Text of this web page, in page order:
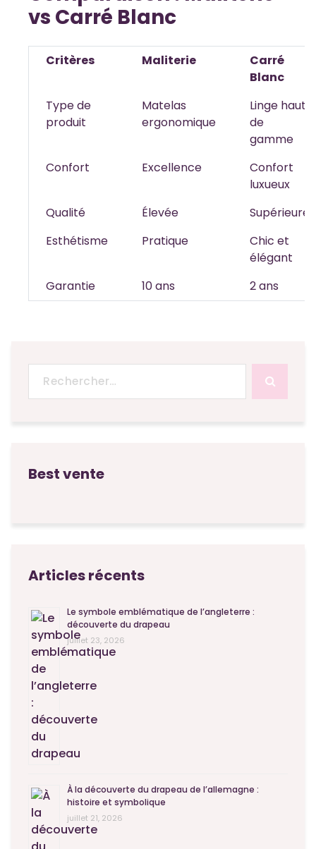
vs Carré Blanc
Critères Maliterie
Carré
Blanc
Type de
produit
Matelas
ergonomique
Linge haut
de
gamme
Confort
Excellence
Confort
luxueux
Qualité
Élevée
Supérieure
Esthétisme
Pratique
Chic et
élégant
Garantie
10 ans 2 ans
pour :
Best vente
Articles récents
Le symbole emblématique de l’angleterre :
découverte du drapeau
juillet 23, 2026
À la découverte du drapeau de l’allemagne :
histoire et symbolique
juillet 21, 2026